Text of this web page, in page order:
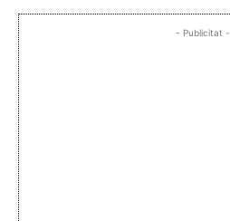
- Publicitat -